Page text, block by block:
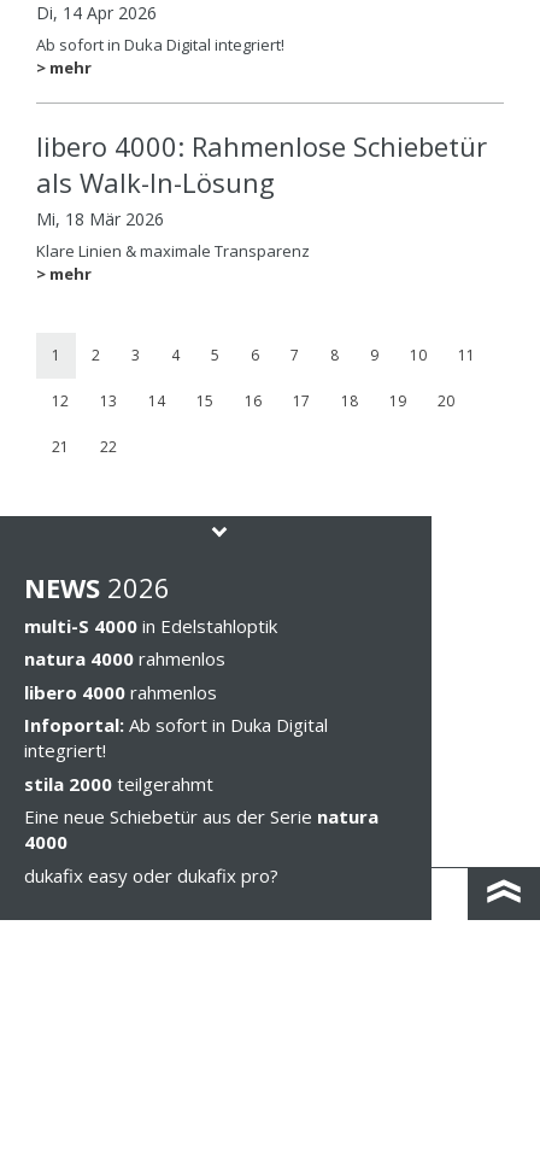
Di, 14 Apr 2026
Ab sofort in Duka Digital integriert!
> mehr
libero 4000: Rahmenlose Schiebetür
als Walk-In-Lösung
Mi, 18 Mär 2026
Klare Linien & maximale Transparenz
> mehr
1 2 3 4 5 6 7 8 9 10 11
12 13 14 15 16 17 18 19 20
21 22
NEWS 2026
multi-S 4000 in Edelstahloptik
natura 4000 rahmenlos
libero 4000 rahmenlos
Infoportal: Ab sofort in Duka Digital
integriert!
stila 2000 teilgerahmt
Eine neue Schiebetür aus der Serie natura
4000
dukafix easy oder dukafix pro?